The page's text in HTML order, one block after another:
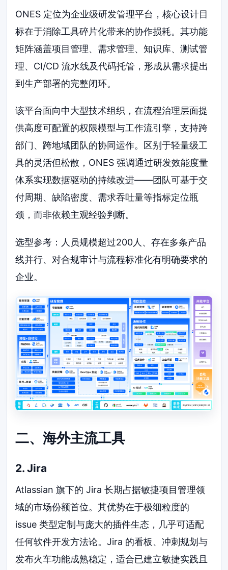
ONES 定位为企业级研发管理平台，核心设计目
标在于消除工具碎片化带来的协作损耗。其功能
矩阵涵盖项目管理、需求管理、知识库、测试管
理、CI/CD 流水线及代码托管，形成从需求提出
到生产部署的完整闭环。
该平台面向中大型技术组织，在流程治理层面提
供高度可配置的权限模型与工作流引擎，支持跨
部门、跨地域团队的协同运作。区别于轻量级工
具的灵活但松散，ONES 强调通过研发效能度量
体系实现数据驱动的持续改进——团队可基于交
付周期、缺陷密度、需求吞吐量等指标定位瓶
颈，而非依赖主观经验判断。
选型参考：人员规模超过200人、存在多条产品
线并行、对合规审计与流程标准化有明确要求的
企业。
二、海外主流工具
2. Jira
Atlassian 旗下的 Jira 长期占据敏捷项目管理领
域的市场份额首位。其优势在于极细粒度的
issue 类型定制与庞大的插件生态，几乎可适配
任何软件开发方法论。Jira 的看板、冲刺规划与
发布火车功能成熟稳定，适合已建立敏捷实践且